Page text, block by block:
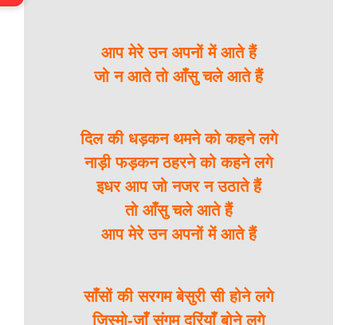
आप मेरे उन अपनों में आते हैं
जो न आते तो आँसु चले आते हैं
दिल की धड़कन थमने को कहने लगे
नाड़ी फड़कन ठहरने को कहने लगे
इधर आप जो नजर न उठाते हैं
तो आँसु चले आते हैं
आप मेरे उन अपनों में आते हैं
साँसों की सरगम बेसुरी सी होने लगे
जिस्मो-जाँ संगम दूरिंयाँ बोने लगे